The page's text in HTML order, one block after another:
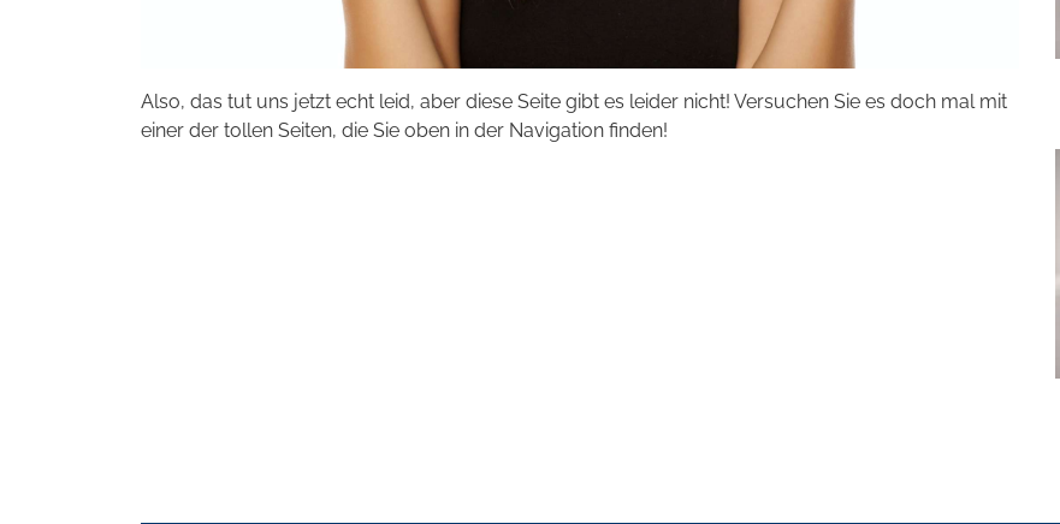
Also, das tut uns jetzt echt leid, aber diese Seite gibt es leider nicht! Versuchen Sie es doch mal mit
einer der tollen Seiten, die Sie oben in der Navigation finden!